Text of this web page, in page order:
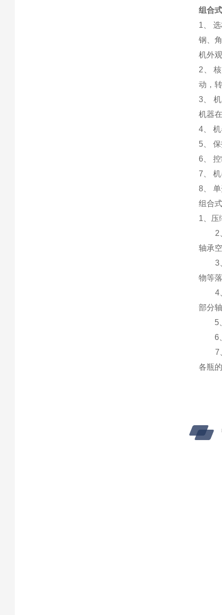
组合
1、
钢、
机外
2、
动，
3、
机器
4、
5、
6、
7、
8、
组合
1、压
2、
轴承
3、
物等
4、
部分
5、
6、
7、
各瓶